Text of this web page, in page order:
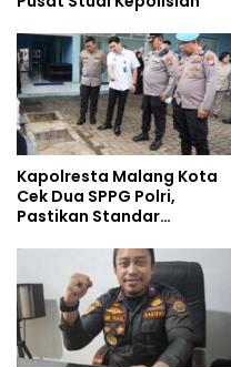
Kapolresta Malang Kota
Cek Dua SPPG Polri,
Pastikan Standar
Pengelolaan Limbah
Berjalan Optimal